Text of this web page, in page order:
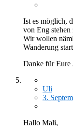
Ist es möglich,
von Eng stehen
Wir wollen
Wanderung
Danke für
Uli
3.
Hallo Mali,